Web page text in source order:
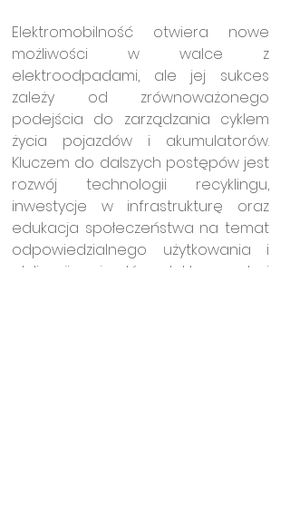
Elektromobilność otwiera nowe
możliwości w walce z
elektroodpadami, ale jej sukces
zależy od zrównoważonego
podejścia do zarządzania cyklem
życia pojazdów i akumulatorów.
Kluczem do dalszych postępów jest
rozwój technologii recyklingu,
inwestycje w infrastrukturę oraz
edukacja społeczeństwa na temat
odpowiedzialnego użytkowania i
utylizacji pojazdów elektrycznych i